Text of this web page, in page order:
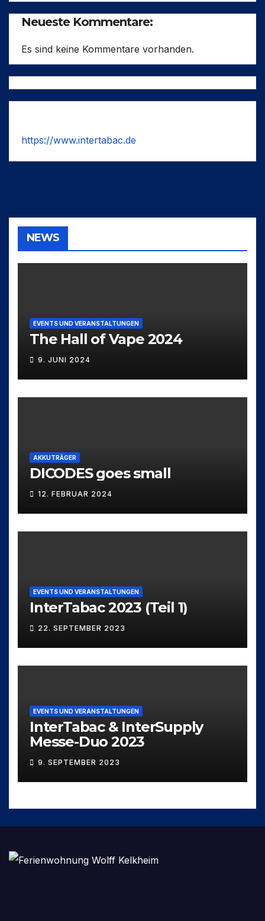
Neueste Kommentare:
Es sind keine Kommentare vorhanden.
https://www.intertabac.de
NEWS
EVENTS UND VERANSTALTUNGEN
The Hall of Vape 2024
9. JUNI 2024
AKKUTRÄGER
DICODES goes small
12. FEBRUAR 2024
EVENTS UND VERANSTALTUNGEN
InterTabac 2023 (Teil 1)
22. SEPTEMBER 2023
EVENTS UND VERANSTALTUNGEN
InterTabac & InterSupply
Messe-Duo 2023
9. SEPTEMBER 2023